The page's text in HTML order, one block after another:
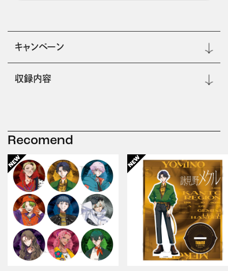
キャンペーン
収録内容
Recomend